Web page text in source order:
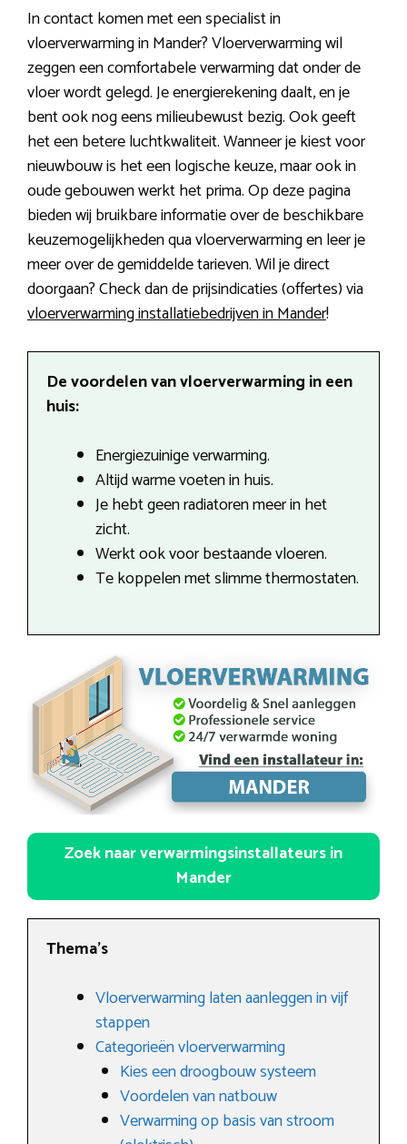
In contact komen met een specialist in
vloerverwarming in Mander? Vloerverwarming wil
zeggen een comfortabele verwarming dat onder de
vloer wordt gelegd. Je energierekening daalt, en je
bent ook nog eens milieubewust bezig. Ook geeft
het een betere luchtkwaliteit. Wanneer je kiest voor
nieuwbouw is het een logische keuze, maar ook in
oude gebouwen werkt het prima. Op deze pagina
bieden wij bruikbare informatie over de beschikbare
keuzemogelijkheden qua vloerverwarming en leer je
meer over de gemiddelde tarieven. Wil je direct
doorgaan? Check dan de prijsindicaties (offertes) via
vloerverwarming installatiebedrijven in Mander!
De voordelen van vloerverwarming in een
huis:
Energiezuinige verwarming.
Altijd warme voeten in huis.
Je hebt geen radiatoren meer in het
zicht.
Werkt ook voor bestaande vloeren.
Te koppelen met slimme thermostaten.
Zoek naar verwarmingsinstallateurs in
Mander
Thema’s
Vloerverwarming laten aanleggen in vijf
stappen
Categorieën vloerverwarming
Kies een droogbouw systeem
Voordelen van natbouw
Verwarming op basis van stroom